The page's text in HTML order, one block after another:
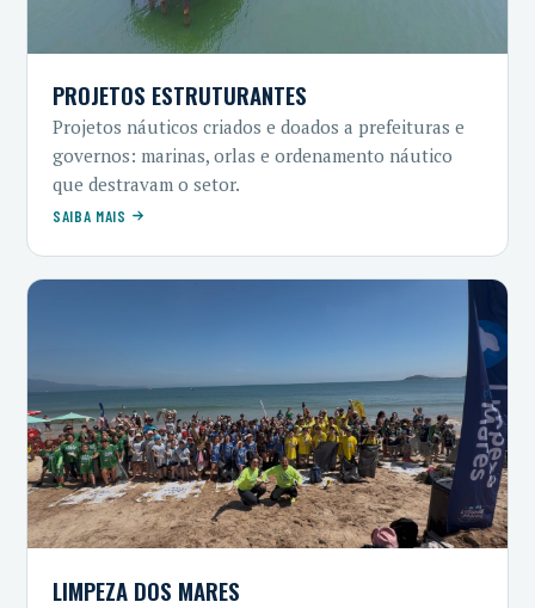
PROJETOS ESTRUTURANTES
Projetos náuticos criados e doados a prefeituras e
governos: marinas, orlas e ordenamento náutico
que destravam o setor.
SAIBA MAIS
LIMPEZA DOS MARES